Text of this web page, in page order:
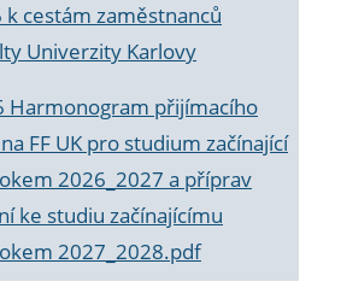
k cestám zaměstnanců
Univerzity Karlovy
Harmonogram přijímacího
FF UK pro studium začínající
2026_2027 a příprav
ke studiu začínajícímu
2027_2028.pdf